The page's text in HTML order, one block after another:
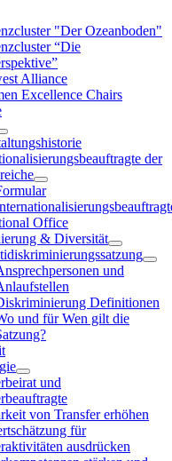
"Der Ozeanboden"
“Die
Alliance
Excellence Chairs
der
Office
& Diversität
und
Definitionen
und für Wen gilt die
und
von Transfer erhöhen
für
ausdrücken